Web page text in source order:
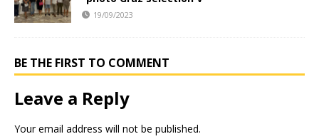
19/09/2023
BE THE FIRST TO COMMENT
Leave a Reply
Your email address will not be published.